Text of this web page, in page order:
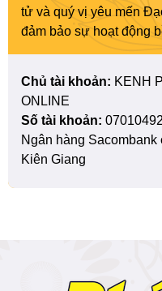
tử và quý vị yêu mến
đảm bảo sự hoạt động
Chủ tài khoản: KENH
ONLINE
Số tài khoản:
Ngân hàng Sacombank
Kiên Giang